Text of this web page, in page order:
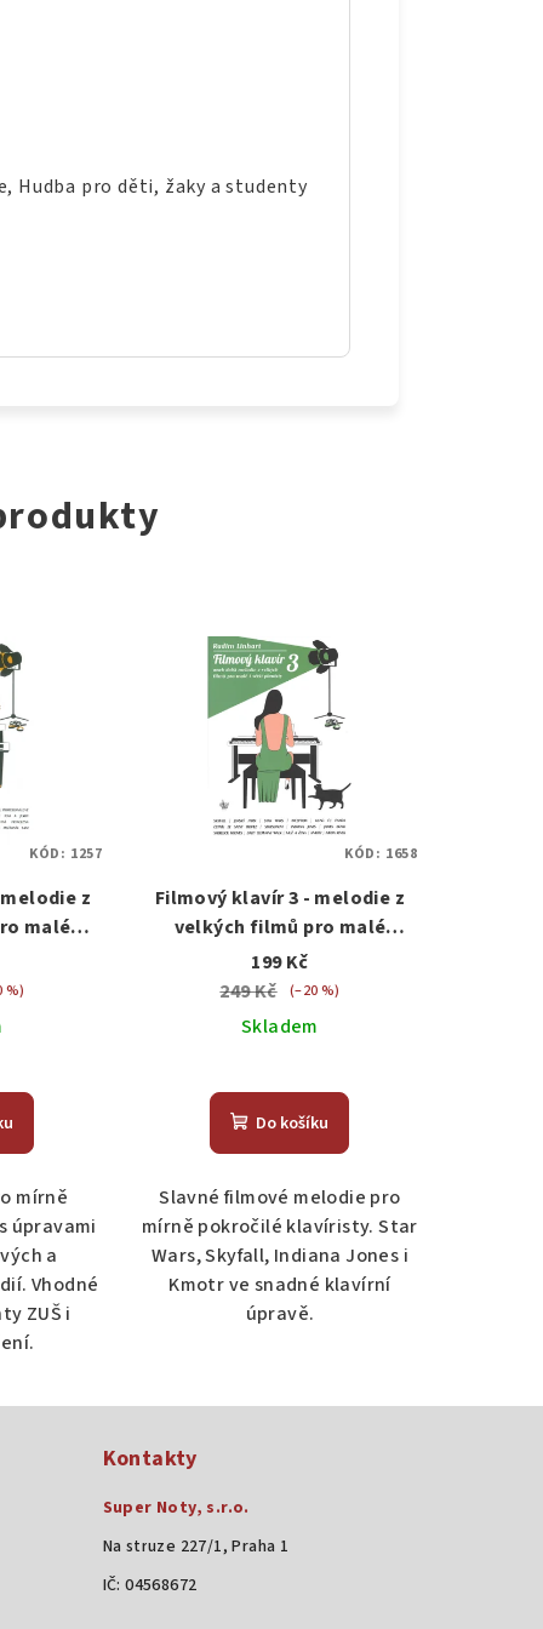
Hudba pro děti, žaky a studenty
z
malé
%)
mírně
úpravami
a
Vhodné
ZUŠ i
KÓD: 1257
Filmový klavír 3 - melodie z
velkých filmů pro malé
pianisty
199 Kč
249 Kč
(–20 %)
Skladem
Do košíku
Slavné filmové melodie pro
mírně pokročilé klavíristy. Star
Wars, Skyfall, Indiana Jones i
Kmotr ve snadné klavírní
úpravě.
KÓD: 1658
Kontakty
Super Noty, s.r.o.
Na struze 227/1, Praha 1
IČ: 04568672